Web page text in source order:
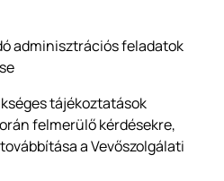
adminisztrációs feladatok
tájékoztatások
felmerülő kérdésekre,
a Vevőszolgálati